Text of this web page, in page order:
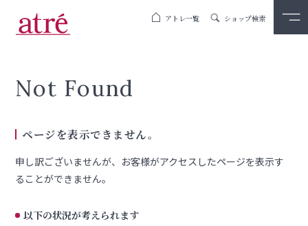
アトレ一覧 ショップ検索
Not Found
ページを表示できません。
申し訳ございませんが、お客様がアクセスしたページを表示す
ることができません。
以下の状況が考えられます